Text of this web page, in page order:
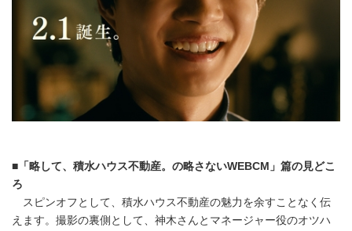
■ 「略して、積水ハウス不動産。の略さないWEBCM 」篇の見どこ
ろ
スピンオフとして、積水ハウス不動産の魅力を余すことなく伝
えます。撮影の裏側として、神木さんとマネージャー役のオツハ